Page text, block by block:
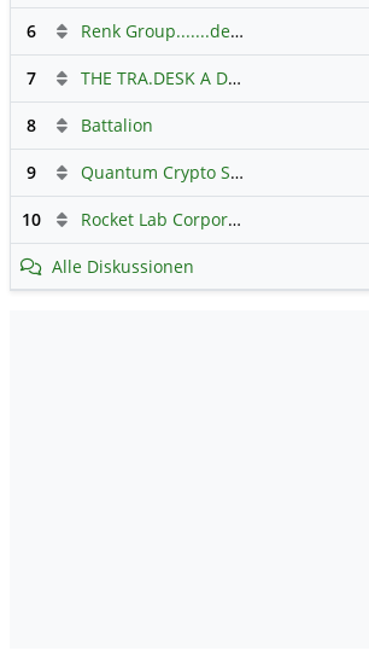
6 Renk Group.......der Weg zum Erfolg
7 THE TRA.DESK A DL-,000001
8 Battalion
9 Quantum Crypto Security
10 Rocket Lab Corporation Registered Shs
Alle Diskussionen